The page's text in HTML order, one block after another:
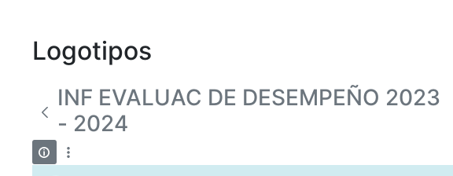
Logotipos
INF EVALUAC DE DESEMPEÑO 2023
- 2024